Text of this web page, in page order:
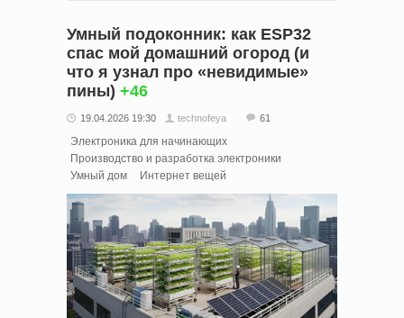
Умный подоконник: как ESP32
спас мой домашний огород (и
что я узнал про «невидимые»
пины) +46
19.04.2026 19:30 technofeya 61
Электроника для начинающих
Производство и разработка электроники
Умный дом
Интернет вещей